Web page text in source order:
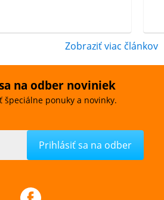
Zobraziť viac článkov
na odber noviniek
špeciálne ponuky a novinky.